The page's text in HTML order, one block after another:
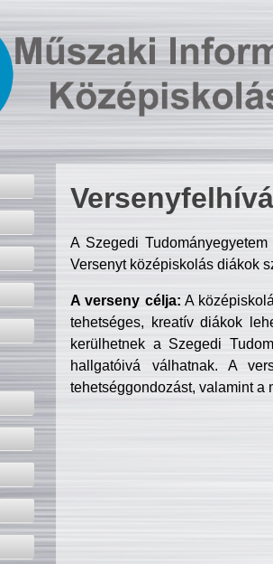
A Szegedi
Versenyt középiskolás diákok
A verseny célja: A
tehetséges, kreatív diákok
kerülhetnek a Szegedi
hallgatóivá válhatnak. A
tehetséggondozást, valamint a